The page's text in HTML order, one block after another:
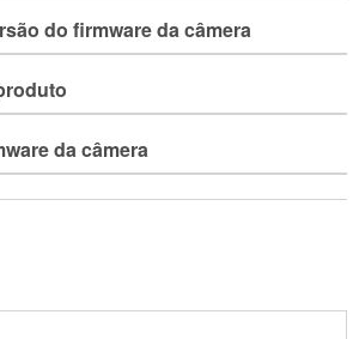
do firmware da câmera
da câmera